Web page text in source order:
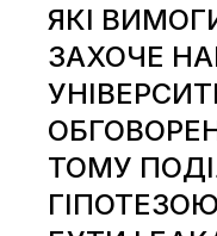
ЯКІ
ЗАХОЧЕ
ТОМУ